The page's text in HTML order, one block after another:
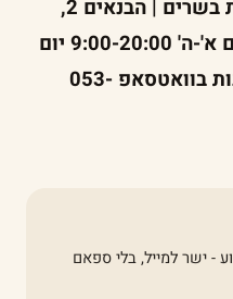
N19 – קצבייה וקונדיטוריית בשרים | הבנאים 2,
אשדוד | שעות פתיחה: ימים א'-ה' 9:00-20:00 יום
ו' 9:00-16:00 | כשר | הזמנות בוואטסאפ 053-
- ישר למייל, בלי ספאם